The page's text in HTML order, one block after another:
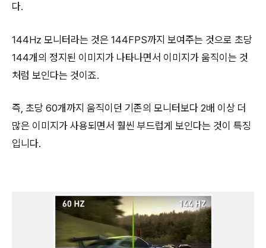
다.
144Hz 모니터라는 것은 144FPS까지 보여주는 것으로 초당
144개의 정지된 이미지가 나타나면서 이미지가 움직이는 것
처럼 보인다는 것이죠.
즉, 초당 60개까지 움직이던 기존의 모니터보다 2배 이상 더
많은 이미지가 사용되면서 훨씬 부드럽게 보인다는 것이 특징
입니다.